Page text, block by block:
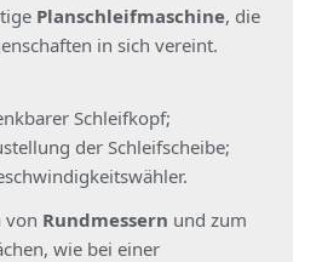
Planschleifmaschine, die
in sich vereint.
Schleifkopf;
der Schleifscheibe;
von Rundmessern und zum
wie bei einer